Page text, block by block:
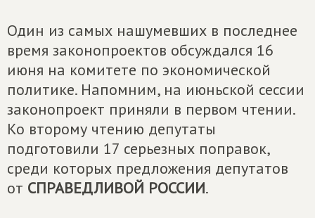
Один из самых нашумевших в последнее
время законопроектов обсуждался 16
июня на комитете по экономической
политике. Напомним, на июньской сессии
законопроект приняли в первом чтении.
Ко второму чтению депутаты
подготовили 17 серьезных поправок,
среди которых предложения депутатов
от СПРАВЕДЛИВОЙ РОССИИ.